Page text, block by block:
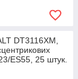
DT3116XM,
ES55, 25 штук.